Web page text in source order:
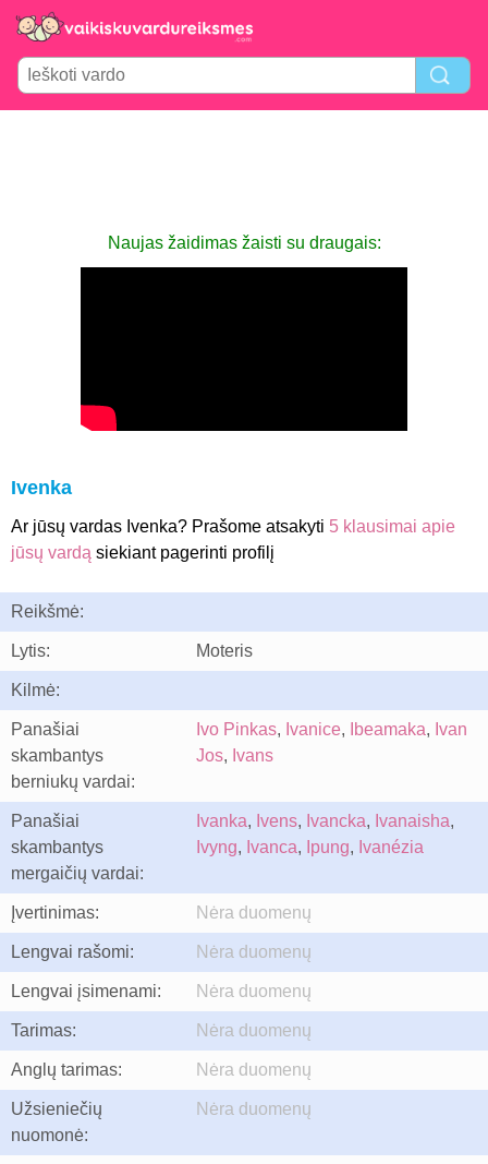
Naujas žaidimas žaisti su draugais:
Ivenka
Ar jūsų vardas Ivenka? Prašome atsakyti 5 klausimai apie
jūsų vardą siekiant pagerinti profilį
Reikšmė:
Lytis: Moteris
Kilmė:
Panašiai
skambantys
berniukų vardai:
Ivo Pinkas, Ivanice, Ibeamaka, Ivan
Jos, Ivans
Panašiai
skambantys
mergaičių vardai:
Ivanka, Ivens, Ivancka, Ivanaisha,
Ivyng, Ivanca, Ipung, Ivanézia
Įvertinimas: Nėra duomenų
Lengvai rašomi: Nėra duomenų
Lengvai įsimenami: Nėra duomenų
Tarimas: Nėra duomenų
Anglų tarimas: Nėra duomenų
Užsieniečių
nuomonė:
Nėra duomenų